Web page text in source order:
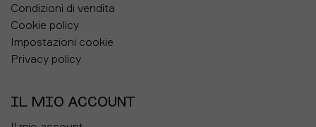
Condizioni di vendita
Cookie policy
Impostazioni cookie
Privacy policy
IL MIO ACCOUNT